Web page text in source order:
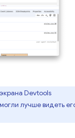
Devtools
лучше видеть